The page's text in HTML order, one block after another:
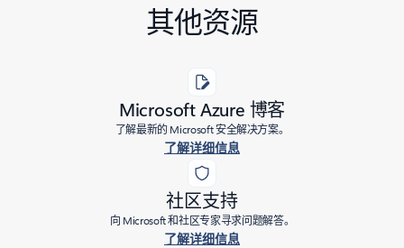
其他资源
Microsoft Azure 博客
了解最新的 Microsoft 安全解决方案。
了解详细信息
社区支持
向 Microsoft 和社区专家寻求问题解答。
了解详细信息